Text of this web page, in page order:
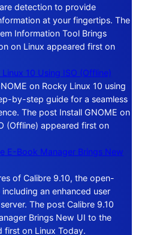
detection to provide
at your fingertips. The
Information Tool Brings
on Linux appeared first on
10 Using ISO (Offline)
on Rocky Linux 10 using
by-step guide for a seamless
The post Install GNOME on
(Offline) appeared first on
E-Book Manager Brings New
of Calibre 9.10, the open-
an enhanced user
The post Calibre 9.10
Brings New UI to the
first on Linux Today.